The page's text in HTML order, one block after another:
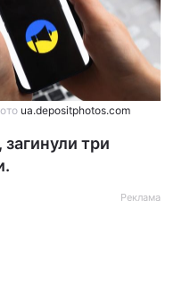
ua.depositphotos.com
три
Реклама